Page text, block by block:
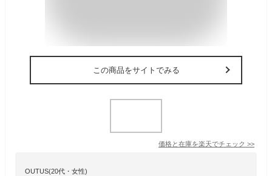
この商品をサイトでみる
価格と在庫を楽天でチェック >>
OUTUS(20代・女性)